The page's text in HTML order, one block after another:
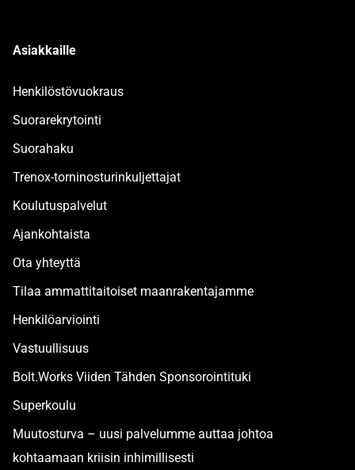
Asiakkaille
Henkilöstövuokraus
Suorarekrytointi
Suorahaku
Trenox-torninosturinkuljettajat
Koulutuspalvelut
Ajankohtaista
Ota yhteyttä
Tilaa ammattitaitoiset maanrakentajamme
Henkilöarviointi
Vastuullisuus
Bolt.Works Viiden Tähden Sponsorointituki
Superkoulu
Muutosturva – uusi palvelumme auttaa johtoa
kohtaamaan kriisin inhimillisesti